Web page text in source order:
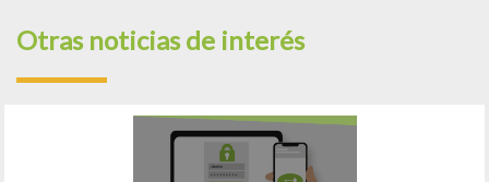
Otras noticias de interés